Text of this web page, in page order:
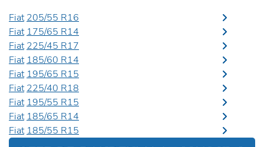
Fiat 205/55 R16
Fiat 175/65 R14
Fiat 225/45 R17
Fiat 185/60 R14
Fiat 195/65 R15
Fiat 225/40 R18
Fiat 195/55 R15
Fiat 185/65 R14
Fiat 185/55 R15